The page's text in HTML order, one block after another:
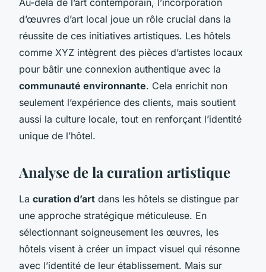
d’œuvres d’art local joue un rôle crucial dans la
réussite de ces initiatives artistiques. Les hôtels
comme XYZ intègrent des pièces d’artistes locaux
pour bâtir une connexion authentique avec la
communauté environnante. Cela enrichit non
seulement l’expérience des clients, mais soutient
aussi la culture locale, tout en renforçant l’identité
unique de l’hôtel.
Analyse de la curation artistique
La curation d’art dans les hôtels se distingue par
une approche stratégique méticuleuse. En
sélectionnant soigneusement les œuvres, les
hôtels visent à créer un impact visuel qui résonne
avec l’identité de leur établissement. Mais sur